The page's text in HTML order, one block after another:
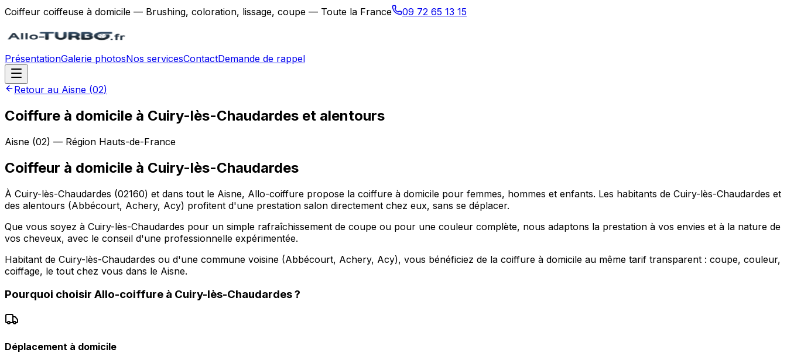
Coiffeur coiffeuse à domicile — Brushing, coloration, lissage, coupe — Toute la France 09 72 65 13 15
PrésentationGalerie photosNos servicesContactDemande de rappel
Retour au Aisne (02)
Coiffure à domicile à Cuiry-lès-Chaudardes et alentours
Aisne (02) — Région Hauts-de-France
Coiffeur à domicile à Cuiry-lès-Chaudardes
À Cuiry-lès-Chaudardes (02160) et dans tout le Aisne, Allo-coiffure propose la coiffure à domicile pour femmes, hommes et enfants. Les habitants de Cuiry-lès-Chaudardes et
des alentours (Abbécourt, Achery, Acy) profitent d'une prestation salon directement chez eux, sans se déplacer.
Que vous soyez à Cuiry-lès-Chaudardes pour un simple rafraîchissement de coupe ou pour une couleur complète, nous adaptons la prestation à vos envies et à la nature de
vos cheveux, avec le conseil d'une professionnelle expérimentée.
Habitant de Cuiry-lès-Chaudardes ou d'une commune voisine (Abbécourt, Achery, Acy), vous bénéficiez de la coiffure à domicile au même tarif transparent : coupe, couleur,
coiffage, le tout chez vous dans le Aisne.
Pourquoi choisir Allo-coiffure à Cuiry-lès-Chaudardes?
Déplacement à domicile